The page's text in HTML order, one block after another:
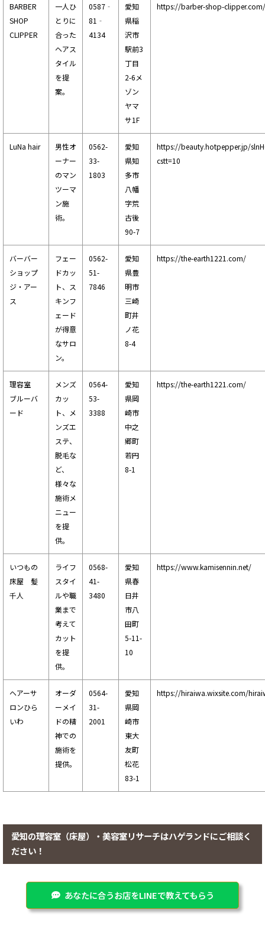
BARBER
SHOP
CLIPPER
一人ひ
とりに
合った
ヘアス
タイル
を提
案。
0587‐
81‐
4134
愛知
県稲
沢市
駅前3
丁目
2-6メ
ゾン
ヤマ
サ1F
https://barber-shop-clipper.com/
LuNa hair
男性オ
ーナー
のマン
ツーマ
ン施
術。
0562-
33-
1803
愛知
県知
多市
八幡
字荒
古後
90-7
https://beauty.hotpepper.jp/
cstt=10
バーバー
ショップ
ジ・アー
ス
フェー
ドカッ
ト、ス
キンフ
ェード
が得意
なサロ
ン。
0562-
51-
7846
愛知
県豊
明市
三崎
町井
ノ花
8-4
https://the-earth1221.com/
理容室
ブルーバ
ード
メンズ
カッ
ト、メ
ンズエ
ステ、
脱毛な
ど、
様々な
施術メ
ニュー
を提
供。
0564-
53-
3388
愛知
県岡
崎市
中之
郷町
若円
8-1
https://the-earth1221.com/
いつもの
床屋 髪
千人
ライフ
スタイ
ルや職
業まで
考えて
カット
を提
供。
0568-
41-
3480
愛知
県春
日井
市八
田町
5-11-
10
https://www.kamisennin.net/
ヘアーサ
ロンひら
いわ
オーダ
ーメイ
ドの精
神での
施術を
提供。
0564-
31-
2001
愛知
県岡
崎市
東大
友町
松花
83-1
https://hiraiwa.wixsite.com/
愛知の理容室（床屋）・美容室リサーチはハゲランドにご相談く
ださい！
あなたに合うお店をLINEで教えてもらう